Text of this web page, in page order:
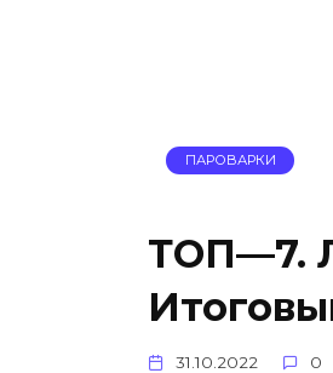
ПАРОВАРКИ
ТОП—7.
31.10.2022 0